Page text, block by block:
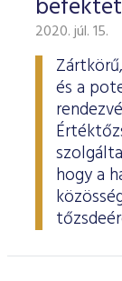
ESG
2020. júl. 15.
és a
hogy a